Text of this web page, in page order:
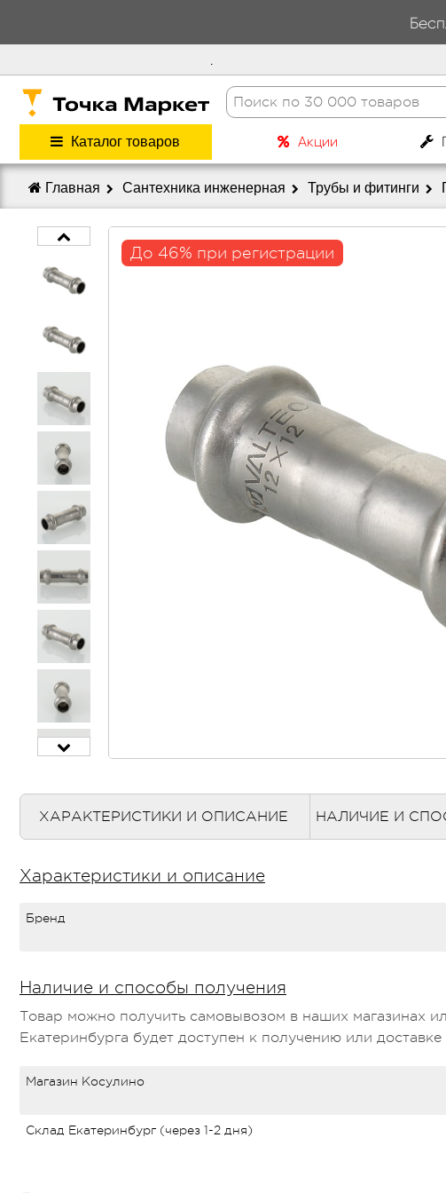
.
Каталог товаров Акции
Трубы и фитинги
Сантехника инженерная
Главная
До 46% при регистрации
ХАРАКТЕРИСТИКИ И ОПИСАНИЕ НАЛИЧИЕ И
Характеристики и описание
Бренд
Наличие и способы получения
Товар можно получить самовывозом в наших магазинах
Екатеринбурга будет доступен к получению или
Магазин Косулино
Склад Екатеринбург (через 1-2 дня)